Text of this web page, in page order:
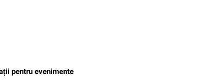
pentru evenimente